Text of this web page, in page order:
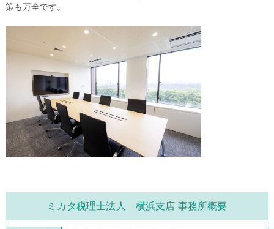
策も万全です。
ミカタ税理士法人 横浜支店 事務所概要